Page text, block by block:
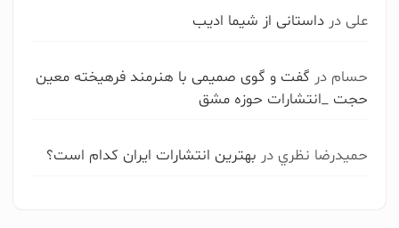
علی در داستانی از شیما ادیب
حسام در گفت و گوی صمیمی با هنرمند فرهیخته معین
حجت _انتشارات حوزه مشق
حميدرضا نظري در بهترین انتشارات ایران کدام است؟
برای چاپ کتاب خود چه خدماتی نیاز دارید ؟
صفحه آرایی